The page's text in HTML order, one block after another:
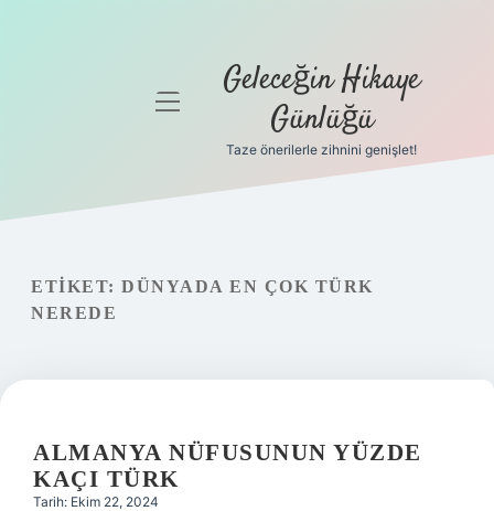
Gizlilik
Yasal Uyarı
menüyü Geleceğin Hikaye
Günlüğü
Taze önerilerle zihnini genişlet!
ETIKET: DÜNYADA EN ÇOK TÜRK
NEREDE
ALMANYA NÜFUSUNUN YÜZDE
KAÇI TÜRK
Tarih: Ekim 22, 2024